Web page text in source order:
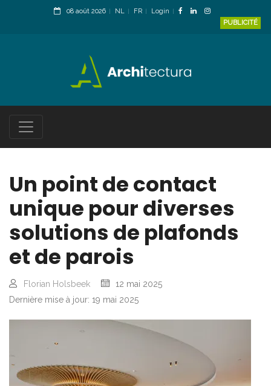
08 août 2026 NL FR
Login
PUBLICITÉ
Un point de contact
unique pour diverses
solutions de plafonds
et de parois
Florian Holsbeek
12 mai 2025
Dernière mise à jour: 19 mai 2025